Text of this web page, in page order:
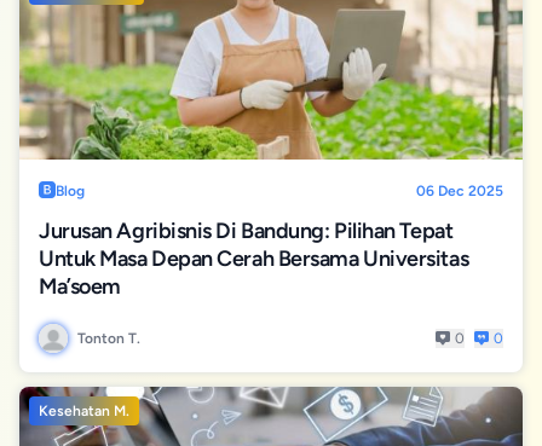
Arti
Tumbuh
Blog 06 Dec 2025
Jurusan Agribisnis Di Bandung: Pilihan Tepat
Untuk Masa Depan Cerah Bersama Universitas
Ma’soem
Tonton T. 0 0
Kesehatan M.